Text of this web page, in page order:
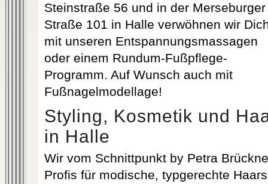
Steinstraße 56 und in der Merseburger
Straße 101 in Halle verwöhnen wir
mit unseren Entspannungsmassagen
oder einem Rundum-Fußpflege-
Programm. Auf Wunsch auch mit
Fußnagelmodellage!
Styling, Kosmetik und
in Halle
Wir vom Schnittpunkt by Petra
Profis für modische, typgerechte